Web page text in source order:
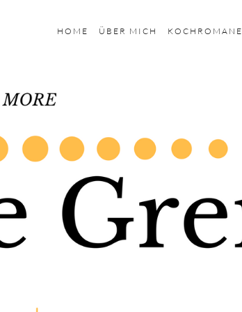
HOME ÜBER MICH KOCHROMANE